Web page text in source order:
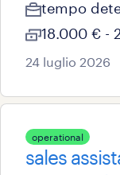
tempo
18.000 € -
24 luglio 2026
operational
sales